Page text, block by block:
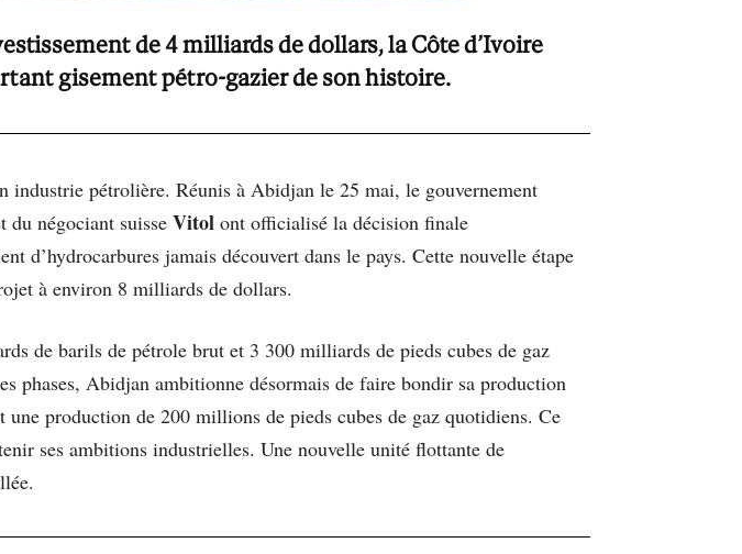
de 4 milliards de dollars, la Côte d’Ivoire
gisement pétro-gazier de son histoire.
industrie pétrolière. Réunis à Abidjan le 25 mai, le gouvernement
du négociant suisse Vitol ont officialisé la décision finale
d’hydrocarbures jamais découvert dans le pays. Cette nouvelle étape
à environ 8 milliards de dollars.
de barils de pétrole brut et 3 300 milliards de pieds cubes de gaz
phases, Abidjan ambitionne désormais de faire bondir sa production
production de 200 millions de pieds cubes de gaz quotidiens. Ce
ses ambitions industrielles. Une nouvelle unité flottante de